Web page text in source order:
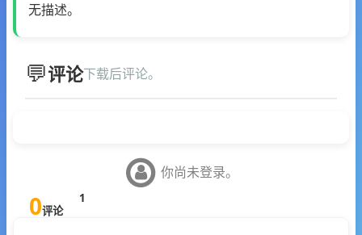
无描述。
评论下载后评论。
你尚未登录。
0评论
1